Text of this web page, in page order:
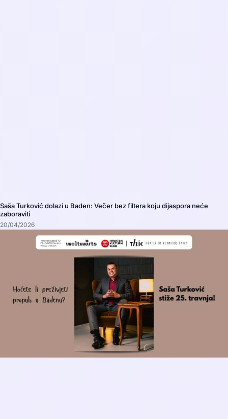
Saša Turković dolazi u Baden: Večer bez filtera koju dijaspora neće
zaboraviti
20/04/2026